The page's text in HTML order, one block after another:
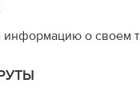
информацию о своем